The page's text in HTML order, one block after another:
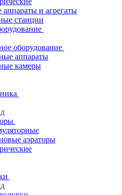
и агрегаты
станции
оборудование
аппараты
камеры
аэраторы